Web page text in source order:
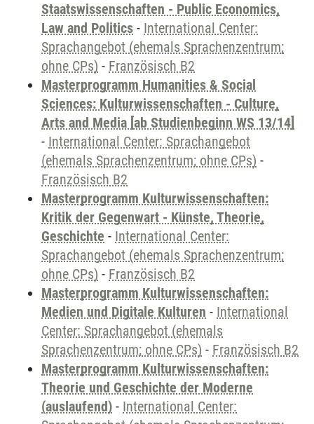
Staatswissenschaften - Public Economics,
Law and Politics - International Center:
Sprachangebot (ehemals Sprachenzentrum;
ohne CPs) - Französisch B2
Masterprogramm Humanities & Social
Sciences: Kulturwissenschaften - Culture,
Arts and Media [ab Studienbeginn WS 13/14]
- International Center: Sprachangebot
(ehemals Sprachenzentrum; ohne CPs) -
Französisch B2
Masterprogramm Kulturwissenschaften:
Kritik der Gegenwart - Künste, Theorie,
Geschichte - International Center:
Sprachangebot (ehemals Sprachenzentrum;
ohne CPs) - Französisch B2
Masterprogramm Kulturwissenschaften:
Medien und Digitale Kulturen - International
Center: Sprachangebot (ehemals
Sprachenzentrum; ohne CPs) - Französisch B2
Masterprogramm Kulturwissenschaften:
Theorie und Geschichte der Moderne
(auslaufend) - International Center: